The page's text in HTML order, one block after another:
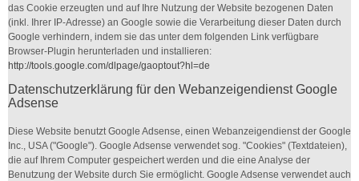
das Cookie erzeugten und auf Ihre Nutzung der Website bezogenen Daten
(inkl. Ihrer IP-Adresse) an Google sowie die Verarbeitung dieser Daten durch
Google verhindern, indem sie das unter dem folgenden Link verfügbare
Browser-Plugin herunterladen und installieren:
http://tools.google.com/dlpage/gaoptout?hl=de
Datenschutzerklärung für den Webanzeigendienst Google
Adsense
Diese Website benutzt Google Adsense, einen Webanzeigendienst der Google
Inc., USA ("Google"). Google Adsense verwendet sog. "Cookies" (Textdateien),
die auf Ihrem Computer gespeichert werden und die eine Analyse der
Benutzung der Website durch Sie ermöglicht. Google Adsense verwendet auch